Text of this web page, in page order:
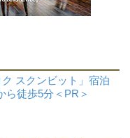
ク スクンビット」宿泊
ら徒歩5分＜PR＞